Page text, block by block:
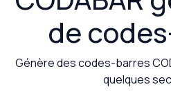
de
Génère des codes-barres
quelques